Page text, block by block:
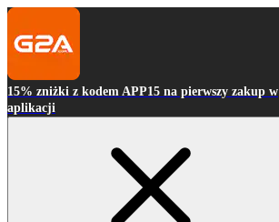
15% zniżki z kodem APP15 na pierwszy zakup w
aplikacji